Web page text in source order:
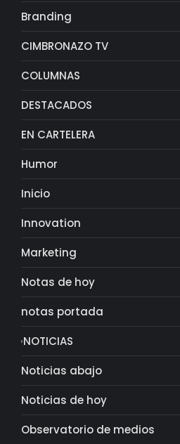
Branding
CIMBRONAZO TV
COLUMNAS
DESTACADOS
EN CARTELERA
Humor
Inicio
Innovation
Marketing
Notas de hoy
notas portada
NOTICIAS
Noticias abajo
Noticias de hoy
Observatorio de medios